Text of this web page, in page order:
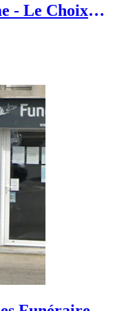
- Le Choix